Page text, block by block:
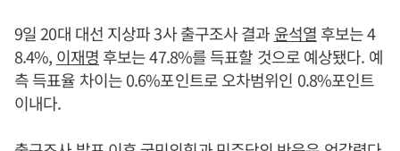
9일 20대 대선 지상파 3사 출구조사 결과 윤석열 후보는 4
8.4%, 이재명 후보는 47.8%를 득표할 것으로 예상됐다. 예
측 득표율 차이는 0.6%포인트로 오차범위인 0.8%포인트
이내다.